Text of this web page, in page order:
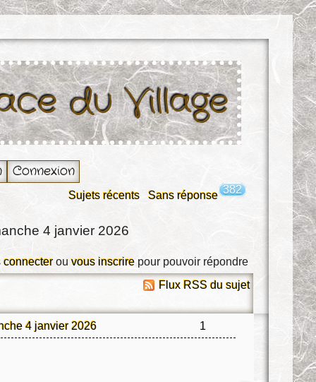
du Village
Connexion
Sujets récents Sans réponse 382
4 janvier 2026
connecter ouvous inscrire pour pouvoir répondre
Flux RSS du sujet
1
4 janvier 2026